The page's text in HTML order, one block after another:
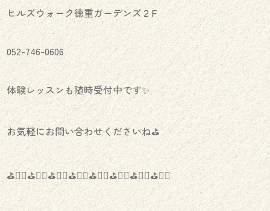
ヒルズウォーク徳重ガーデンズ２F
052-746-0606
体験レッスンも随時受付中です✨
お気軽にお問い合わせくださいね⛳️
⛳️🏌️‍♂️⛳️🏌️‍♀️⛳️🏌️‍♂️⛳️🏌️‍♀️⛳️🏌️‍♂️⛳️🏌️‍♀️⛳️🏌️‍♂️⛳️🏌️‍♀️